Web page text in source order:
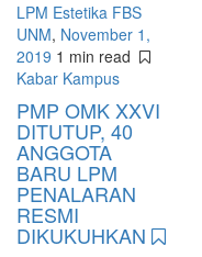
LPM Estetika FBS
UNM, November 1,
2019 1 min read
Kabar Kampus
PMP OMK XXVI
DITUTUP, 40
ANGGOTA
BARU LPM
PENALARAN
RESMI
DIKUKUHKAN